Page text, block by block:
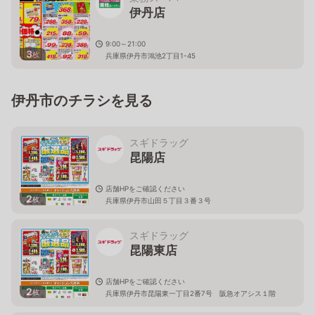
3枚
伊丹店
9:00～21:00
兵庫県伊丹市鴻池2丁目1-45
伊丹市のチラシを見る
2枚
スギドラッグ
昆陽店
店舗HPをご確認ください
兵庫県伊丹市山田５丁目３番３号
2枚
スギドラッグ
昆陽東店
店舗HPをご確認ください
兵庫県伊丹市昆陽東一丁目2番7号 阪急オアシス１階